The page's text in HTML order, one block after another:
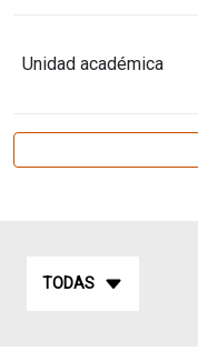
Unidad académica
TODAS